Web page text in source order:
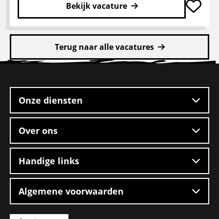
Bekijk vacature
Lees
meer
Rangeerder
Boxtel
Terug naar alle vacatures
footer
Onze diensten
Over ons
Handige links
Algemene voorwaarden